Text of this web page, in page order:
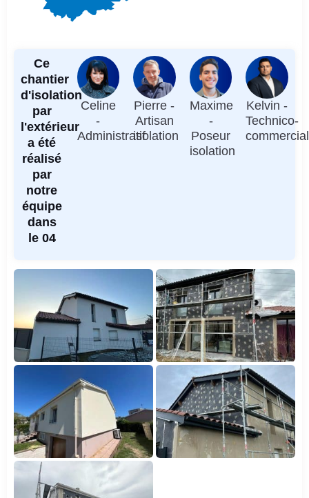
Ce
chantier
d'isolation
par
l'extérieur
a été
réalisé
par
notre
équipe
dans
le 04
Celine
-
Administratif
Pierre -
Artisan
isolation
Maxime
-
Poseur
isolation
Kelvin -
Technico-
commercial